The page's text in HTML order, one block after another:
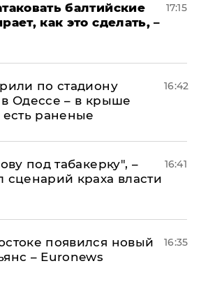
балтийские
как это сделать, –
17:15
по стадиону
Одессе – в крыше
раненые
16:42
под табакерку", –
краха власти
16:41
появился новый
– Euronews
16:35